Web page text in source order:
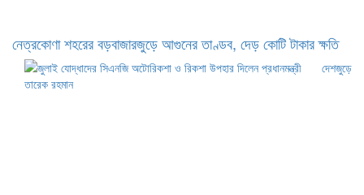
নেত্রকোণা শহরের বড়বাজারজুড়ে আগুনের তাণ্ডব, দেড় কোটি টাকার ক্ষতি
দেশজুড়ে